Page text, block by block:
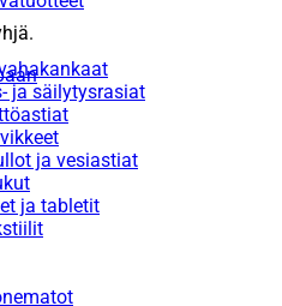
ja säilytysrasiat
ja vesiastiat
ja tabletit